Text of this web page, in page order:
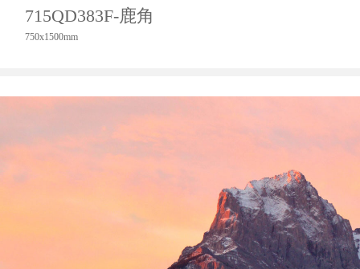
715QD383F-鹿角
750x1500mm